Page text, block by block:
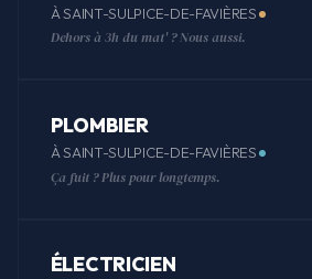
À SAINT-SULPICE-DE-FAVIÈRES
Dehors à 3h du mat' ? Nous aussi.
PLOMBIER
À SAINT-SULPICE-DE-FAVIÈRES
Ça fuit ? Plus pour longtemps.
ÉLECTRICIEN